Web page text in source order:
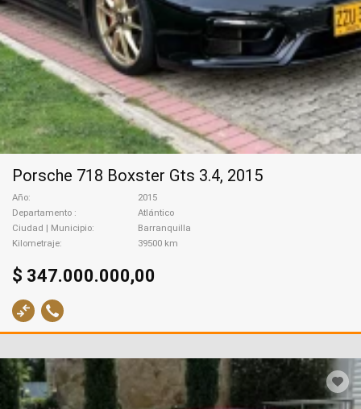
Porsche 718 Boxster Gts 3.4, 2015
Año
2015
Departamento
Atlántico
Ciudad | Municipio
Barranquilla
Kilometraje
39500 km
$ 347.000.000,00